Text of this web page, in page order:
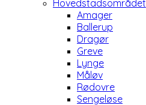
Hovedstadsområdet
Amager
Ballerup
Dragør
Greve
Lynge
Måløv
Rødovre
Sengeløse